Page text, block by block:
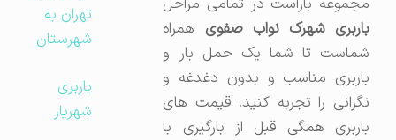
باربری شهرک نواب صفویهمراه
شماست تا شما یک حمل بار و
باربری مناسب و بدون دغدغه و
نگرانی را تجربه کنید. قیمت های
باربری همگی قبل از بارگیری با
تهران به
شهرستان
باربری
شهریار